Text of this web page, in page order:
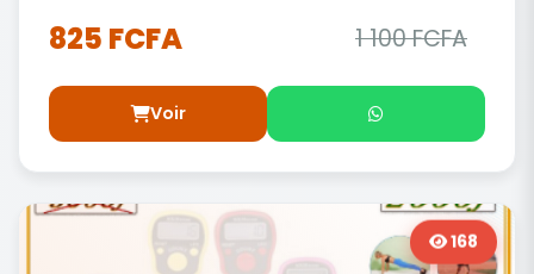
825 FCFA 1 100 FCFA
Voir
168